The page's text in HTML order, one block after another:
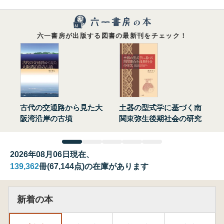
六一書房が出版する図書の最新刊をチェック！
古代の交通路から見た大
阪湾沿岸の古墳
土器の型式学に基づく南
関東弥生後期社会の研究
2026年08月06日現在、
139,362冊(67,144点)の在庫があります
新着の本